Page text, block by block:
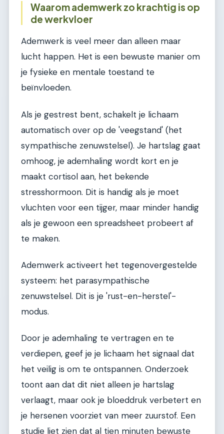
Waarom ademwerk zo krachtig is op
de werkvloer
Ademwerk is veel meer dan alleen maar
lucht happen. Het is een bewuste manier om
je fysieke en mentale toestand te
beïnvloeden.
Als je gestrest bent, schakelt je lichaam
automatisch over op de 'veegstand' (het
sympathische zenuwstelsel). Je hartslag gaat
omhoog, je ademhaling wordt kort en je
maakt cortisol aan, het bekende
stresshormoon. Dit is handig als je moet
vluchten voor een tijger, maar minder handig
als je gewoon een spreadsheet probeert af
te maken.
Ademwerk activeert het tegenovergestelde
systeem: het parasympathische
zenuwstelsel. Dit is je 'rust-en-herstel'-
modus.
Door je ademhaling te vertragen en te
verdiepen, geef je je lichaam het signaal dat
het veilig is om te ontspannen. Onderzoek
toont aan dat dit niet alleen je hartslag
verlaagt, maar ook je bloeddruk verbetert en
je hersenen voorziet van meer zuurstof. Een
studie liet zien dat al tien minuten bewuste